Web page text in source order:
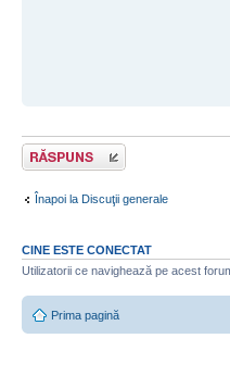
Răspunde
Înapoi la Discuţii generale
CINE ESTE CONECTAT
Utilizatorii ce navighează pe acest
Prima pagină